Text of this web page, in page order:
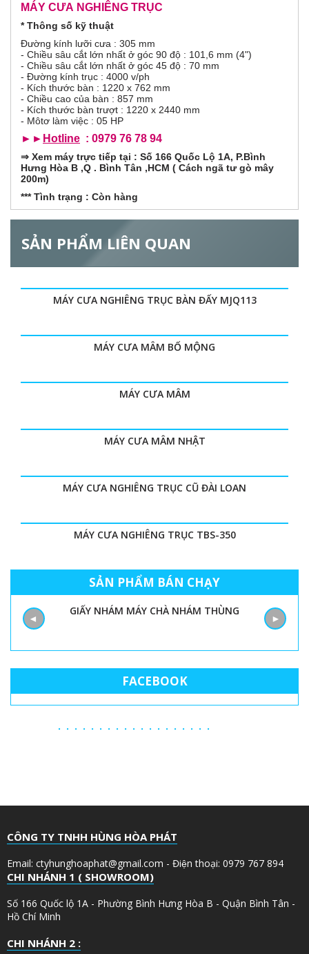
o
o
n
a
G
b
o
ạ
đ
ộ
n
g
)
MÁY CƯA NGHIÊNG TRỤC
* Thông số kỹ thuật
Đường kính lưỡi cưa : 305 mm
- Chiều sâu cắt lớn nhất ở góc 90 độ : 101,6 mm (4")
- Chiều sâu cắt lớn nhất ở góc 45 độ : 70 mm
- Đường kính trục : 4000 v/ph
- Kích thước bàn : 1220 x 762 mm
- Chiều cao của bàn : 857 mm
- Kích thước bàn trượt : 1220 x 2440 mm
- Môtơ làm việc : 05 HP
►► Hotline : 0979 76 78 94
⇒ Xem máy trực tiếp tại : Số 166 Quốc Lộ 1A, P.Bình
Hưng Hòa B ,Q . Bình Tân ,HCM ( Cách ngã tư gò mây
200m)
*** Tình trạng : Còn hàng
SẢN PHẨM LIÊN QUAN
MÁY CƯA NGHIÊNG TRỤC BÀN ĐẨY MJQ113
MÁY CƯA MÂM BỔ MỘNG
MÁY CƯA MÂM
MÁY CƯA MÂM NHẬT
MÁY CƯA NGHIÊNG TRỤC CŨ ĐÀI LOAN
MÁY CƯA NGHIÊNG TRỤC TBS-350
SẢN PHẨM BÁN CHẠY
GIẤY NHÁM MÁY CHÀ NHÁM THÙNG
◄ ►
FACEBOOK
CÔNG TY TNHH HÙNG HÒA PHÁT
Email: ctyhunghoaphat@gmail.com - Điện thoại: 0979 767 894
CHI NHÁNH 1 ( SHOWROOM)
Số 166 Quốc lộ 1A - Phường Bình Hưng Hòa B - Quận Bình Tân -
Hồ Chí Minh
CHI NHÁNH 2 :